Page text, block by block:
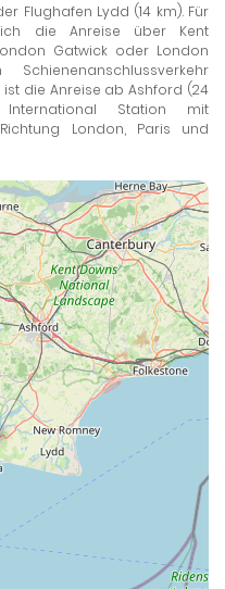
Flughafen Lydd (14 km). Für
die Anreise über Kent
Gatwick oder London
ist die Anreise ab Ashford (24
Station mit
London, Paris und